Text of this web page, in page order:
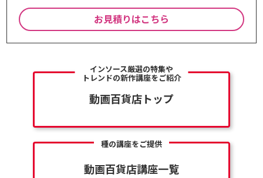
お見積りはこちら
インソース厳選の特集や
トレンドの新作講座をご紹介
動画百貨店トップ
種の講座をご提供
動画百貨店講座一覧